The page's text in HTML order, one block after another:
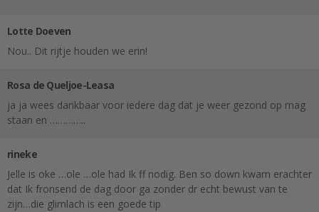
Lotte Doeven
Nou.. Dit rijtje houden we erin!
Rosa de Queljoe-Leasa
ja ja wees dankbaar voor iedere dag dat je weer gezond op mag
staan en …………..
rineke
Jelle is oke …ole …ole had Ik ff nodig. Ben so down kwam erachter
dat Ik fronsend de dag door ga zonder dr echt bewust van te
zijn…die glimlach is een goede tip